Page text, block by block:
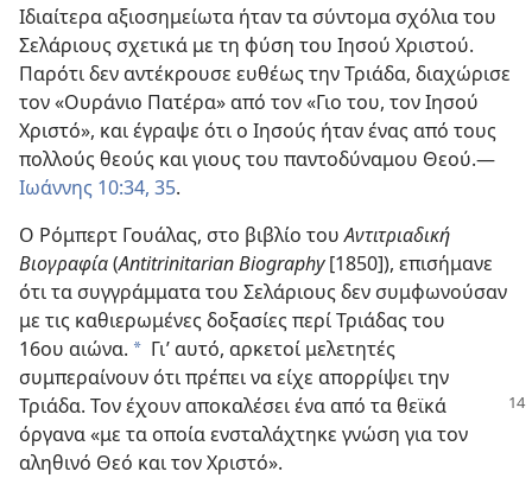
Ιδιαίτερα αξιοσημείωτα ήταν τα σύντομα σχόλια του
Σελάριους σχετικά με τη φύση του Ιησού Χριστού.
Παρότι δεν αντέκρουσε ευθέως την Τριάδα, διαχώρισε
τον «Ουράνιο Πατέρα» από τον «Γιο του, τον Ιησού
Χριστό», και έγραψε ότι ο Ιησούς ήταν ένας από τους
πολλούς θεούς και γιους του παντοδύναμου Θεού.—
Ιωάννης 10:34, 35.
Ο Ρόμπερτ Γουάλας, στο βιβλίο τουΑντιτριαδική
Βιογραφία(Antitrinitarian Biography[1850]), επισήμανε
ότι τα συγγράμματα του Σελάριους δεν συμφωνούσαν
με τις καθιερωμένες δοξασίες περί Τριάδας του
16ου αιώνα. * Γι’ αυτό, αρκετοί μελετητές
συμπεραίνουν ότι πρέπει να είχε απορρίψει την
Τριάδα. Τον έχουν αποκαλέσει ένα από τα θεϊκά
όργανα «με τα οποία ενσταλάχτηκε γνώση για τον
αληθινό Θεό και τον Χριστό».